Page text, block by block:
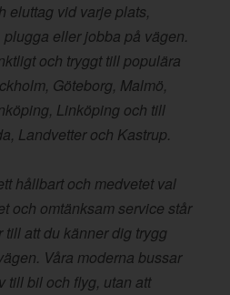
eluttag vid varje plats,
eller jobba på vägen.
och tryggt till populära
Göteborg, Malmö,
Linköping och till
Landvetter och Kastrup.
hållbart och medvetet val
och omtänksam service står
till att du känner dig trygg
Våra moderna bussar
till bil och flyg, utan att